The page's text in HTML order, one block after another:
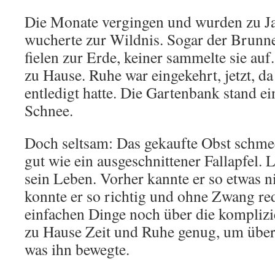
Die Monate vergingen und wurden zu
wucherte zur Wildnis. Sogar der
fielen zur Erde, keiner sammelte sie
zu Hause. Ruhe war eingekehrt, jetzt,
entledigt hatte. Die Gartenbank stand
Schnee.
Doch seltsam: Das gekaufte Obst
gut wie ein ausgeschnittener Fallapfel.
sein Leben. Vorher kannte er so etwas
konnte er so richtig und ohne Zwang
einfachen Dinge noch über die
zu Hause Zeit und Ruhe genug, um
was ihn bewegte.